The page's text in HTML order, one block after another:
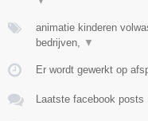
animatie kinderen
bedrijven,
▼
Er wordt gewerkt op
Laatste facebook posts